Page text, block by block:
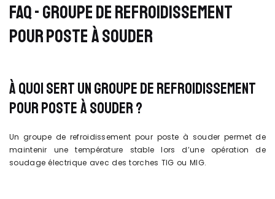
FAQ - GROUPE DE REFROIDISSEMENT
POUR POSTE À SOUDER
À QUOI SERT UN GROUPE DE REFROIDISSEMENT
POUR POSTE À SOUDER ?
Un groupe de refroidissement pour poste à souder permet de
maintenir une température stable lors d’une opération de
soudage électrique avec des torches TIG ou MIG.